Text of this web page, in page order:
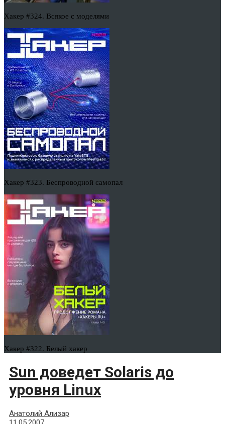
Хакер #324. Всякое с моделями
Хакер #323. Беспроводной самопал
Хакер #322. Белый хакер
Sun доведет Solaris до
уровня Linux
Анатолий Ализар